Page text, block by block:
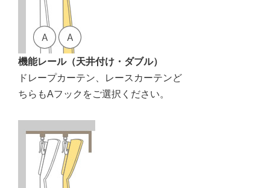
機能レール（天井付け・ダブル）
ドレープカーテン、レースカーテンど
ちらもAフックをご選択ください。